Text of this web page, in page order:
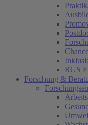
RGS
Forschung &